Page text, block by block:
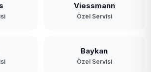
Viessmann
Özel Servisi
Baykan
Özel Servisi